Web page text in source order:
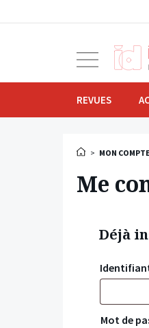
navigation
REVUES
> MON COMPTE
Me
Déjà
Mot de